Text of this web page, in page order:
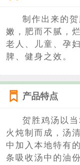
制作出来的
嫩，肥而不腻，
老人、儿童、孕
脾、健身之效。
产品特点
贺胜鸡汤以
火炖制而成，汤
中加入本地特有
条吸收汤中的油